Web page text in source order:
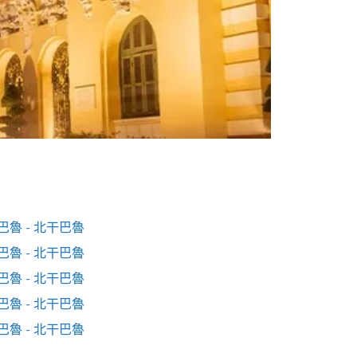
魯 - 北干巴魯
魯 - 北干巴魯
魯 - 北干巴魯
魯 - 北干巴魯
魯 - 北干巴魯